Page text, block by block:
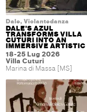
Dale, Violantedanza
DALE'S AZUL
TRANSFORMS VILLA
CUTURI INTO AN
IMMERSIVE ARTISTIC
18-25 Lug 2026
Villa Cuturi
Marina di Massa [MS]